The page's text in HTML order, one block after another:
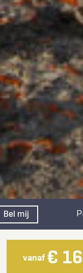
Bel mij
vanaf €